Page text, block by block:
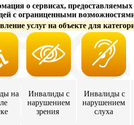
о сервисах, предоставляемых
с ограниценными
услуг на объекте для
на
Инвалиды с
нарушением
зрения
Инвалиды с
нарушением
слуха